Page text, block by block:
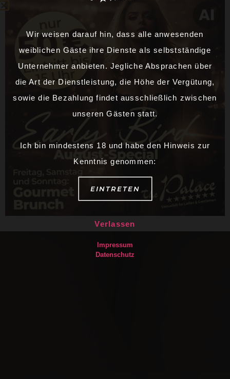
Wir weisen darauf hin, dass alle anwesenden
weiblichen Gäste ihre Dienste als selbstständige
Unternehmer anbieten. Jegliche Absprachen über
die Art der Dienstleistung, die Höhe der Vergütung,
sowie die Bezahlung findet ausschließlich zwischen
unseren Gästen statt.
Ich bin mindestens 18 und habe den Hinweis zur
Kenntnis genommen:
EINTRETEN
Verlassen
Impressum
Datenschutz